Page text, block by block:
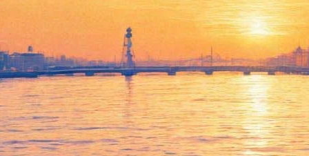
Американская писательница, лауреат нобелевской премии по
литературе Тони Моррисон умерла в Нью-Йорке в возрасте 88
лет. Об этом сообщает агентствоAssosiated Press . Причина
смерти не называется, отмечено только, что прозаик ушла из
жизни после непродолжительной болезни.